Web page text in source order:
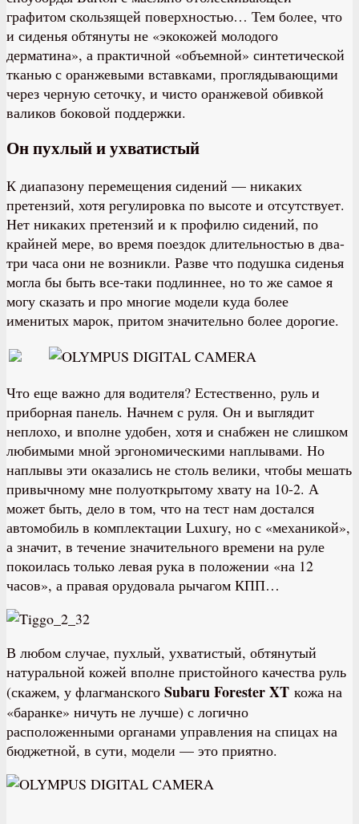
графитом скользящей поверхностью… Тем более, что
и сиденья обтянуты не «экокожей молодого
дерматина», а практичной «объемной» синтетической
тканью с оранжевыми вставками, проглядывающими
через черную сеточку, и чисто оранжевой обивкой
валиков боковой поддержки.
Он пухлый и ухватистый
К диапазону перемещения сидений — никаких
претензий, хотя регулировка по высоте и отсутствует.
Нет никаких претензий и к профилю сидений, по
крайней мере, во время поездок длительностью в два-
три часа они не возникли. Разве что подушка сиденья
могла бы быть все-таки подлиннее, но то же самое я
могу сказать и про многие модели куда более
именитых марок, притом значительно более дорогие.
Что еще важно для водителя? Естественно, руль и
приборная панель. Начнем с руля. Он и выглядит
неплохо, и вполне удобен, хотя и снабжен не слишком
любимыми мной эргономическими наплывами. Но
наплывы эти оказались не столь велики, чтобы мешать
привычному мне полуоткрытому хвату на 10-2. А
может быть, дело в том, что на тест нам достался
автомобиль в комплектации Luxury, но с «механикой»,
а значит, в течение значительного времени на руле
покоилась только левая рука в положении «на 12
часов», а правая орудовала рычагом КПП…
В любом случае, пухлый, ухватистый, обтянутый
натуральной кожей вполне пристойного качества руль
(скажем, у флагманского Subaru Forester XT кожа на
«баранке» ничуть не лучше) с логично
расположенными органами управления на спицах на
бюджетной, в сути, модели — это приятно.